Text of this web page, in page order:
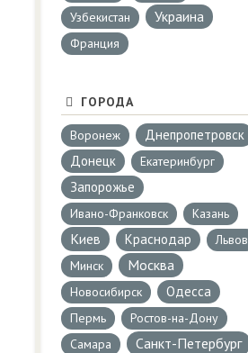
Узбекистан
Украина
Франция
ГОРОДА
Воронеж
Днепропетровск
Донецк
Екатеринбург
Запорожье
Ивано-Франковск Казань
Киев Краснодар
Львов
Минск
Москва
Новосибирск Одесса
Пермь
Ростов-на-Дону
Самара
Санкт-Петербург